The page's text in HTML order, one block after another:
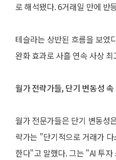
로 해석됐다. 6거래일 만에 반
테슬라는 상반된 흐름을 보였
완화 효과로 사흘 연속 사상
월가 전략가들, 단기 변동성
월가 전문가들은 단기 변동성
략가는 "단기적으로 거래가
한다"고 말했다. 그는 "AI 투